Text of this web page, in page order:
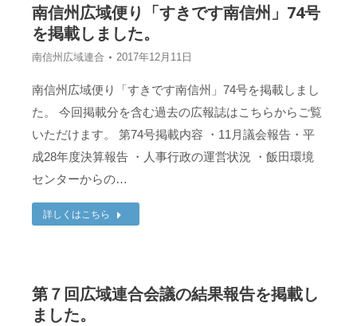
南信州広域便り「すきです南信州」74号
を掲載しました。
南信州広域連合 2017年12月11日
南信州広域便り「すきです南信州」74号を掲載しまし
た。 今回掲載分を含む過去の広報誌はこちらからご覧
いただけます。 第74号掲載内容 ・11月議会報告・平
成28年度決算報告 ・人事行政の運営状況 ・飯田環境
センターからの…
詳しくはこちら
第７回広域連合会議の結果報告を掲載し
ました。